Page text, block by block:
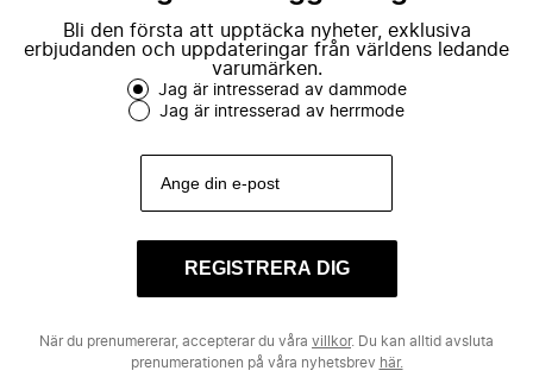
Bli den första att upptäcka nyheter, exklusiva
erbjudanden och uppdateringar från världens ledande
varumärken.
Jag är intresserad av dammode
Jag är intresserad av herrmode
REGISTRERA DIG
När du prenumererar, accepterar du våra villkor. Du kan alltid avsluta
prenumerationen på våra nyhetsbrev här.